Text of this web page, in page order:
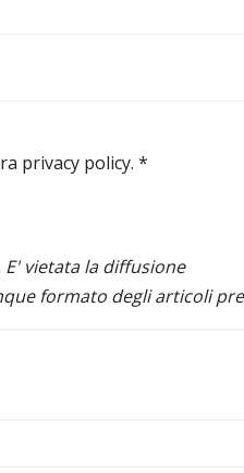
privacy policy. *
vietata la diffusione
formato degli articoli